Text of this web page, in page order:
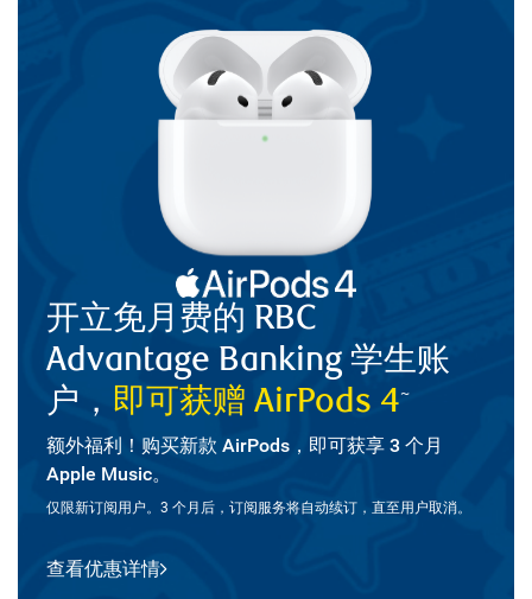
开立免月费的 RBC
Advantage Banking 学生账
户， 即可获赠 AirPods 4~
额外福利！购买新款 AirPods，即可获享 3 个月
Apple Music。
仅限新订阅用户。3 个月后，订阅服务将自动续订，直至用户取消。
查看优惠详情